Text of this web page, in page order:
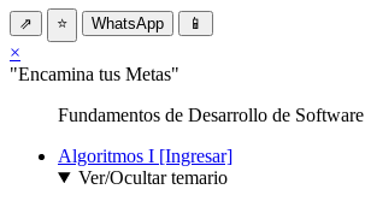
⇗ ⭐ WhatsApp 📱
×
"Encamina tus Metas"
Fundamentos de Desarrollo de Software
Algoritmos I [Ingresar]
Ver/Ocultar temario